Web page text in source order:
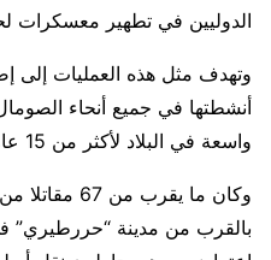
الدوليين في تطهير معسكرات
وتهدف مثل هذه العمليات إلى
أنشطتها في جميع أنحاء
واسعة في البلاد لأكثر من 15 عاما.
وكان ما يقرب
بالقرب من مدينة “حررطيري”